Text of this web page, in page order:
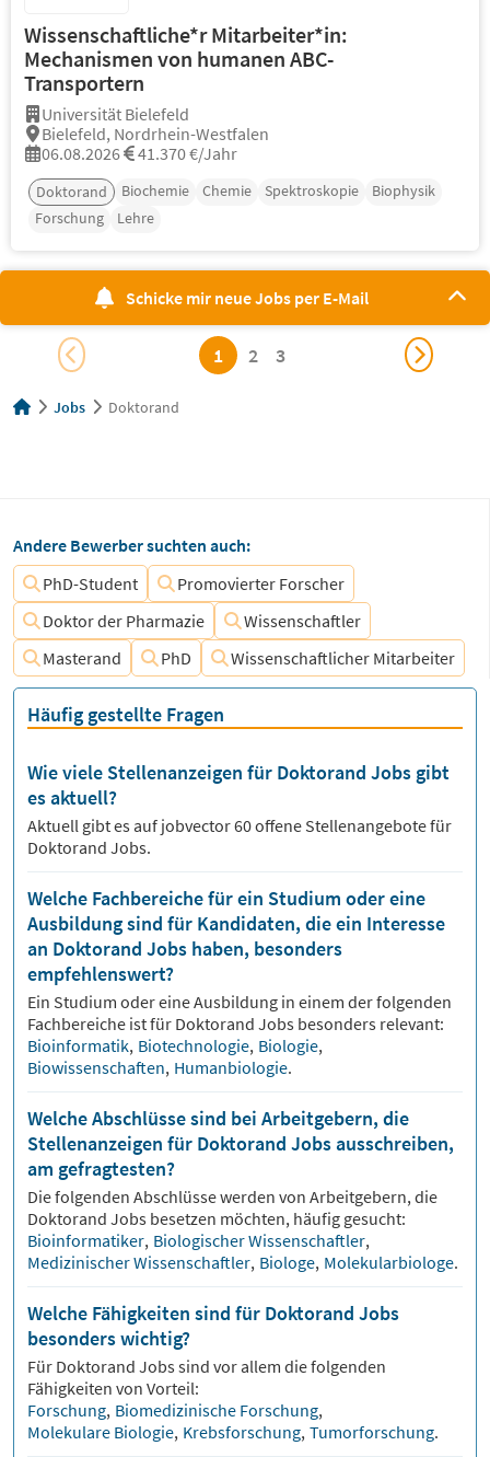
Wissenschaftliche*r Mitarbeiter*in:
Mechanismen von humanen ABC-
Transportern
Universität Bielefeld
Bielefeld, Nordrhein-Westfalen
06.08.2026
41.370 €/Jahr
Doktorand Biochemie Chemie Spektroskopie
Biophysik
Forschung
Lehre
Schicke mir neue Jobs per E-Mail
1 2 3
Jobs Doktorand
Andere Bewerber suchten auch:
PhD-Student
Promovierter Forscher
Doktor der Pharmazie
Wissenschaftler
Masterand
PhD Wissenschaftlicher Mitarbeiter
Häufig gestellte Fragen
Wie viele Stellenanzeigen für Doktorand Jobs gibt
es aktuell?
Aktuell gibt es auf jobvector60offene Stellenangebote für
Doktorand Jobs.
Welche Fachbereiche für ein Studium oder eine
Ausbildung sind für Kandidaten, die ein Interesse
an Doktorand Jobs haben, besonders
empfehlenswert?
Ein Studium oder eine Ausbildung in einem der folgenden
Fachbereiche ist für Doktorand Jobs besonders relevant:
Bioinformatik, Biotechnologie, Biologie,
Biowissenschaften, Humanbiologie.
Welche Abschlüsse sind bei Arbeitgebern, die
Stellenanzeigen für Doktorand Jobs ausschreiben,
am gefragtesten?
Die folgenden Abschlüsse werden von Arbeitgebern, die
Doktorand Jobs besetzen möchten, häufig gesucht:
Bioinformatiker, Biologischer Wissenschaftler,
Medizinischer Wissenschaftler, Biologe, Molekularbiologe.
Welche Fähigkeiten sind für Doktorand Jobs
besonders wichtig?
Für Doktorand Jobs sind vor allem die folgenden
Fähigkeiten von Vorteil:
Forschung, Biomedizinische Forschung,
Molekulare Biologie, Krebsforschung, Tumorforschung.